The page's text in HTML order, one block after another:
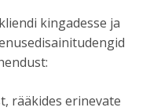
kingadesse ja
rääkides erinevate